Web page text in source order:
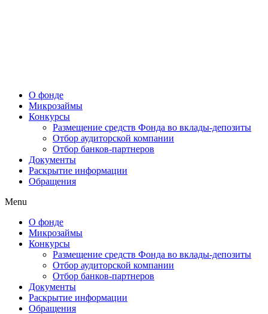
О фонде
Микрозаймы
Конкурсы
Размещение средств Фонда во вклады-депозиты
Отбор аудиторской компании
Отбор банков-партнеров
Документы
Раскрытие информации
Обращения
Menu
О фонде
Микрозаймы
Конкурсы
Размещение средств Фонда во вклады-депозиты
Отбор аудиторской компании
Отбор банков-партнеров
Документы
Раскрытие информации
Обращения